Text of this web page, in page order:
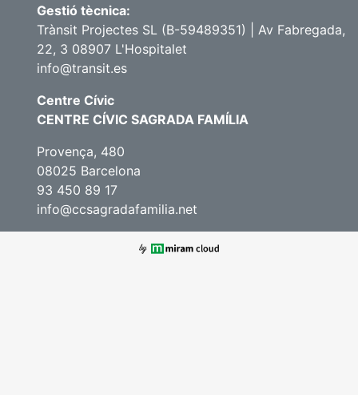
Gestió tècnica:
Trànsit Projectes SL (B-59489351) | Av Fabregada,
22, 3 08907 L'Hospitalet
info@transit.es
Centre Cívic
CENTRE CÍVIC SAGRADA FAMÍLIA
Provença, 480
08025 Barcelona
93 450 89 17
info@ccsagradafamilia.net